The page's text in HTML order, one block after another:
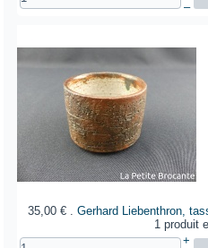
–
35,00 € Gerhard Liebenthron,
1 produit
+